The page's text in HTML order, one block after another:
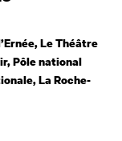
Le Théâtre
Pôle national
La Roche-